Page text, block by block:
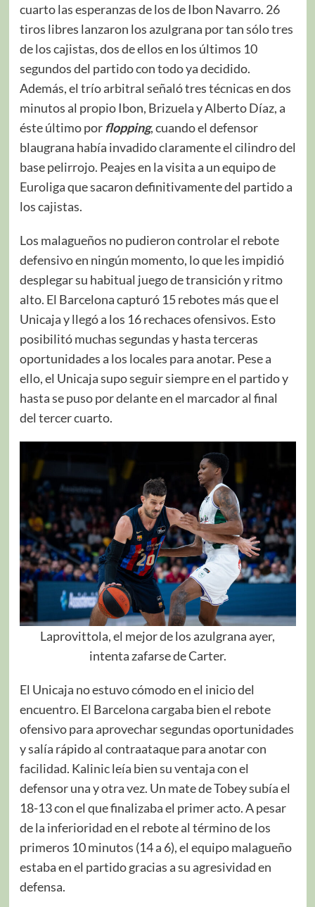
cuarto las esperanzas de los de Ibon Navarro. 26
tiros libres lanzaron los azulgrana por tan sólo tres
de los cajistas, dos de ellos en los últimos 10
segundos del partido con todo ya decidido.
Además, el trío arbitral señaló tres técnicas en dos
minutos al propio Ibon, Brizuela y Alberto Díaz, a
éste último por flopping, cuando el defensor
blaugrana había invadido claramente el cilindro del
base pelirrojo. Peajes en la visita a un equipo de
Euroliga que sacaron definitivamente del partido a
los cajistas.
Los malagueños no pudieron controlar el rebote
defensivo en ningún momento, lo que les impidió
desplegar su habitual juego de transición y ritmo
alto. El Barcelona capturó 15 rebotes más que el
Unicaja y llegó a los 16 rechaces ofensivos. Esto
posibilitó muchas segundas y hasta terceras
oportunidades a los locales para anotar. Pese a
ello, el Unicaja supo seguir siempre en el partido y
hasta se puso por delante en el marcador al final
del tercer cuarto.
Laprovittola, el mejor de los azulgrana ayer,
intenta zafarse de Carter.
El Unicaja no estuvo cómodo en el inicio del
encuentro. El Barcelona cargaba bien el rebote
ofensivo para aprovechar segundas oportunidades
y salía rápido al contraataque para anotar con
facilidad. Kalinic leía bien su ventaja con el
defensor una y otra vez. Un mate de Tobey subía el
18-13 con el que finalizaba el primer acto. A pesar
de la inferioridad en el rebote al término de los
primeros 10 minutos (14 a 6), el equipo malagueño
estaba en el partido gracias a su agresividad en
defensa.